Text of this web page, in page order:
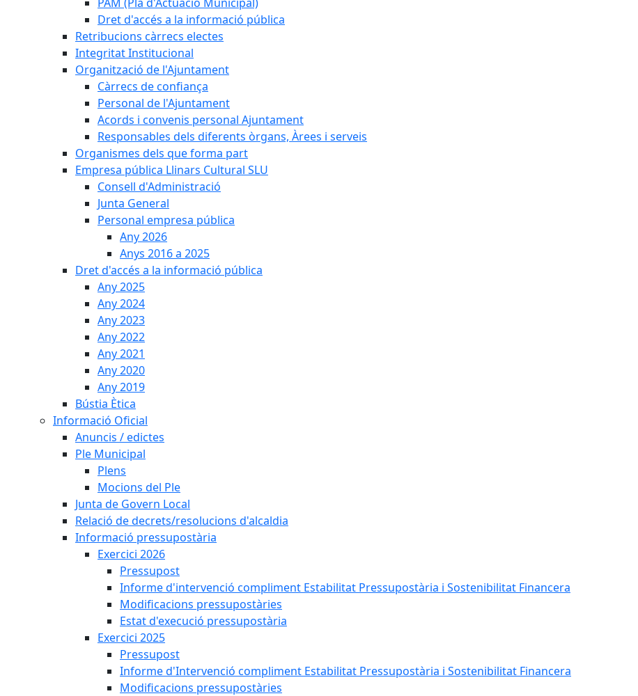
Dret d'accés a la informació pública
Retribucions càrrecs electes
Integritat Institucional
Organització de l'Ajuntament
Càrrecs de confiança
Personal de l'Ajuntament
Acords i convenis personal Ajuntament
Responsables dels diferents òrgans, Àrees i serveis
Organismes dels que forma part
Empresa pública Llinars Cultural SLU
Consell d'Administració
Junta General
Personal empresa pública
Any 2026
Anys 2016 a 2025
Dret d'accés a la informació pública
Any 2025
Any 2024
Any 2023
Any 2022
Any 2021
Any 2020
Any 2019
Bústia Ètica
Informació Oficial
Anuncis / edictes
Ple Municipal
Plens
Mocions del Ple
Junta de Govern Local
Relació de decrets/resolucions d'alcaldia
Informació pressupostària
Exercici 2026
Pressupost
Informe d'intervenció compliment Estabilitat Pressupostària i Sostenibilitat Financera
Modificacions pressupostàries
Estat d'execució pressupostària
Exercici 2025
Pressupost
Informe d'Intervenció compliment Estabilitat Pressupostària i Sostenibilitat Financera
Modificacions pressupostàries